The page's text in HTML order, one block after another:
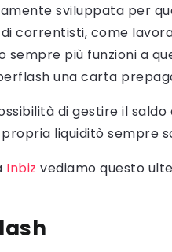
sviluppata per
correntisti, come
più funzioni a
una carta
di gestire il
liquiditò sempre
Inbiz vediamo questo